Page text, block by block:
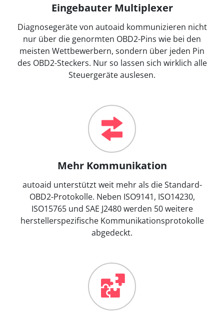
Eingebauter Multiplexer
Diagnosegeräte von autoaid kommunizieren nicht
nur über die genormten OBD2-Pins wie bei den
meisten Wettbewerbern, sondern über jeden Pin
des OBD2-Steckers. Nur so lassen sich wirklich alle
Steuergeräte auslesen.
Mehr Kommunikation
autoaid unterstützt weit mehr als die Standard-
OBD2-Protokolle. Neben ISO9141, ISO14230,
ISO15765 und SAE J2480 werden 50 weitere
herstellerspezifische Kommunikationsprotokolle
abgedeckt.